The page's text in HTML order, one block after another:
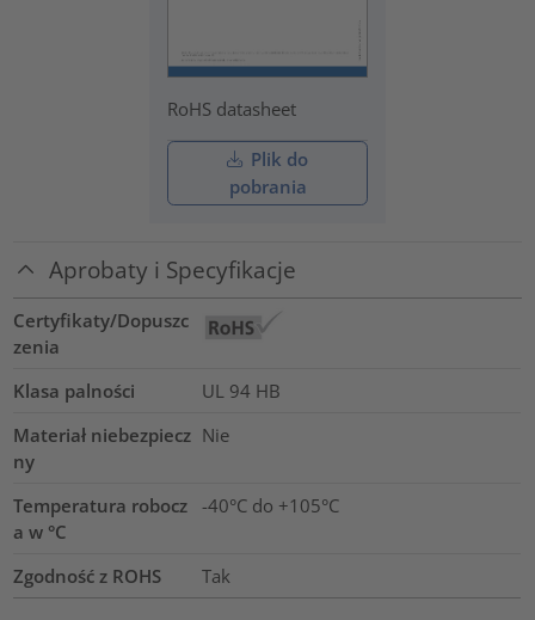
RoHS datasheet
Plik do
pobrania
Aprobaty i Specyfikacje
Certyfikaty/Dopuszc
zenia
Klasa palności
UL 94 HB
Materiał niebezpiecz
ny
Nie
Temperatura robocz
a w °C
-40°C do +105°C
Zgodność z ROHS Tak